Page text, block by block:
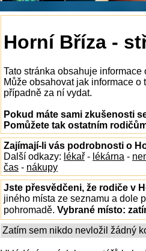
Horní Bříza -
Tato stránka obsahuje
Může obsahovat jak informace
případně za ní vydat.
Pokud máte sami zkušenosti
Pomůžete tak ostatním
Zajímají-li vás podrobnosti o
Další odkazy: lékař - lékárna -
čas - nákupy
Jste přesvědčeni, že rodiče v
jiného místa ze seznamu a dole
pohromadě. Vybrané místo:
Zatím sem nikdo nevložil žádný